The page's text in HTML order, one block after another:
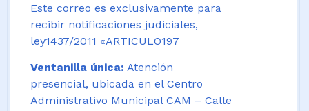
Este correo es exclusivamente para
recibir notificaciones judiciales,
ley1437/2011 «ARTICULO197
Ventanilla única: Atención
presencial, ubicada en el Centro
Administrativo Municipal CAM – Calle